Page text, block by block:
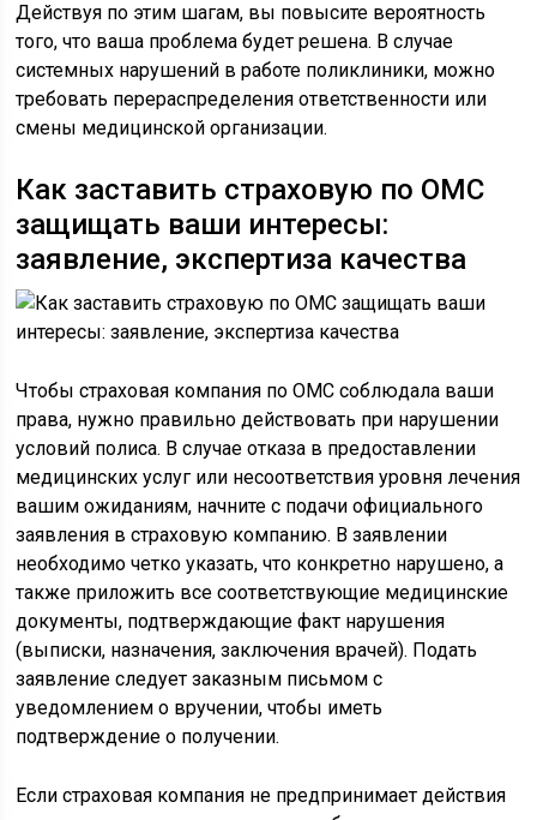
Действуя по этим шагам, вы повысите вероятность
того, что ваша проблема будет решена. В случае
системных нарушений в работе поликлиники, можно
требовать перераспределения ответственности или
смены медицинской организации.
Как заставить страховую по ОМС
защищать ваши интересы:
заявление, экспертиза качества
Чтобы страховая компания по ОМС соблюдала ваши
права, нужно правильно действовать при нарушении
условий полиса. В случае отказа в предоставлении
медицинских услуг или несоответствия уровня лечения
вашим ожиданиям, начните с подачи официального
заявления в страховую компанию. В заявлении
необходимо четко указать, что конкретно нарушено, а
также приложить все соответствующие медицинские
документы, подтверждающие факт нарушения
(выписки, назначения, заключения врачей). Подать
заявление следует заказным письмом с
уведомлением о вручении, чтобы иметь
подтверждение о получении.
Если страховая компания не предпринимает действия